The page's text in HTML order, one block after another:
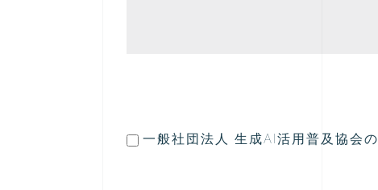
一般社団法人 生成AI活用普及協会の